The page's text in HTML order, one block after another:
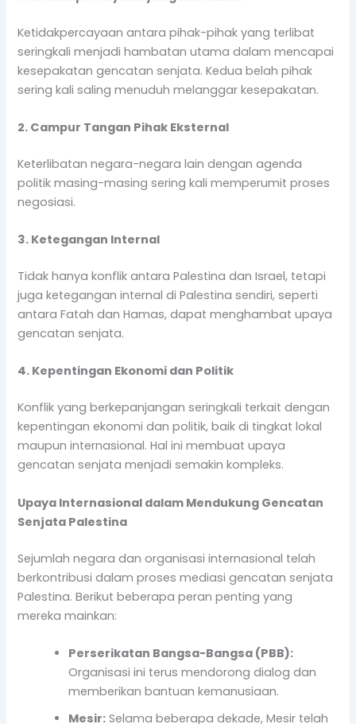
Ketidakpercayaan antara pihak-pihak yang terlibat
seringkali menjadi hambatan utama dalam mencapai
kesepakatan gencatan senjata. Kedua belah pihak
sering kali saling menuduh melanggar kesepakatan.
2. Campur Tangan Pihak Eksternal
Keterlibatan negara-negara lain dengan agenda
politik masing-masing sering kali memperumit proses
negosiasi.
3. Ketegangan Internal
Tidak hanya konflik antara Palestina dan Israel, tetapi
juga ketegangan internal di Palestina sendiri, seperti
antara Fatah dan Hamas, dapat menghambat upaya
gencatan senjata.
4. Kepentingan Ekonomi dan Politik
Konflik yang berkepanjangan seringkali terkait dengan
kepentingan ekonomi dan politik, baik di tingkat lokal
maupun internasional. Hal ini membuat upaya
gencatan senjata menjadi semakin kompleks.
Upaya Internasional dalam Mendukung Gencatan
Senjata Palestina
Sejumlah negara dan organisasi internasional telah
berkontribusi dalam proses mediasi gencatan senjata
Palestina. Berikut beberapa peran penting yang
mereka mainkan:
Perserikatan Bangsa-Bangsa (PBB):
Organisasi ini terus mendorong dialog dan
memberikan bantuan kemanusiaan.
Mesir: Selama beberapa dekade, Mesir telah